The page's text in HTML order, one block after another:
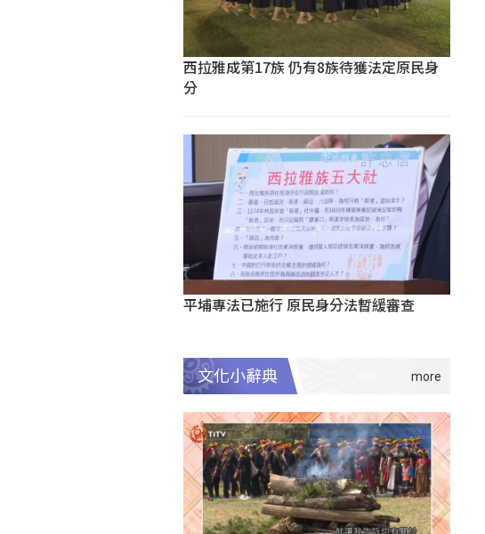
西拉雅成第17族 仍有8族待獲法定原民身
分
平埔專法已施行 原民身分法暫緩審查
文化小辭典